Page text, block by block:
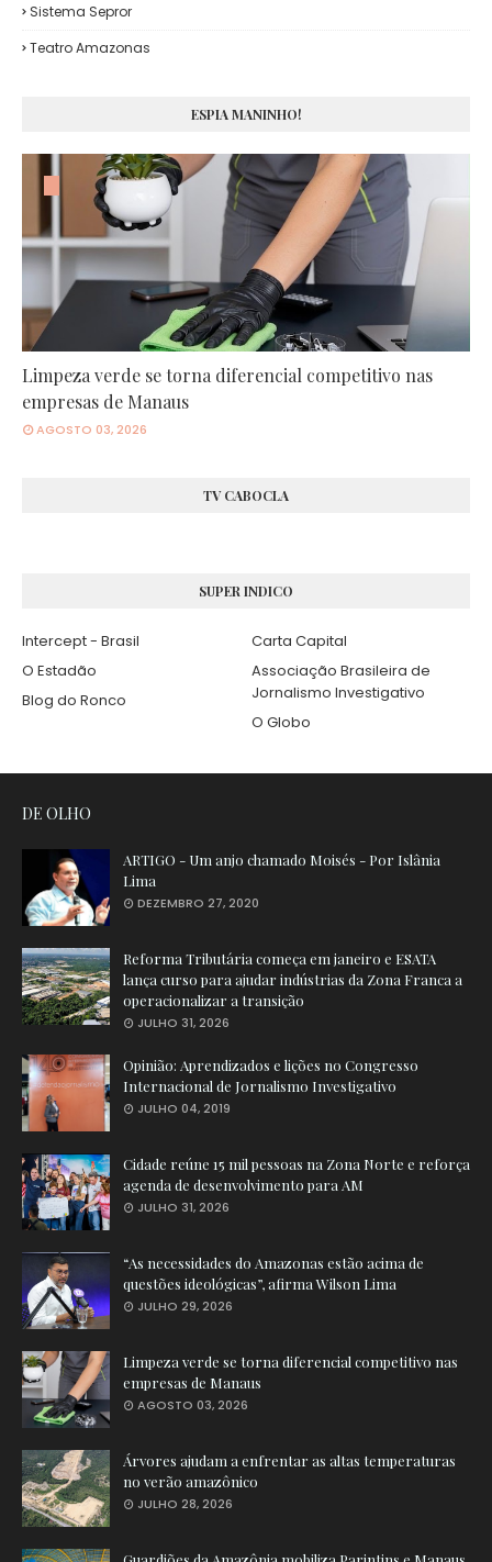
Sistema Sepror
Teatro Amazonas
ESPIA MANINHO!
Limpeza verde se torna diferencial competitivo nas
empresas de Manaus
AGOSTO 03, 2026
TV CABOCLA
SUPER INDICO
Intercept - Brasil
Carta Capital
O Estadão
Associação Brasileira de
Jornalismo Investigativo
Blog do Ronco
O Globo
DE OLHO
ARTIGO - Um anjo chamado Moisés - Por Islânia
Lima
DEZEMBRO 27, 2020
Reforma Tributária começa em janeiro e ESATA
lança curso para ajudar indústrias da Zona Franca a
operacionalizar a transição
JULHO 31, 2026
Opinião: Aprendizados e lições no Congresso
Internacional de Jornalismo Investigativo
JULHO 04, 2019
Cidade reúne 15 mil pessoas na Zona Norte e reforça
agenda de desenvolvimento para AM
JULHO 31, 2026
“As necessidades do Amazonas estão acima de
questões ideológicas”, afirma Wilson Lima
JULHO 29, 2026
Limpeza verde se torna diferencial competitivo nas
empresas de Manaus
AGOSTO 03, 2026
Árvores ajudam a enfrentar as altas temperaturas
no verão amazônico
JULHO 28, 2026